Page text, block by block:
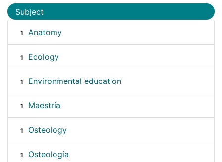
Subject
1 Anatomy
1 Ecology
1 Environmental education
1 Maestría
1 Osteology
1 Osteología